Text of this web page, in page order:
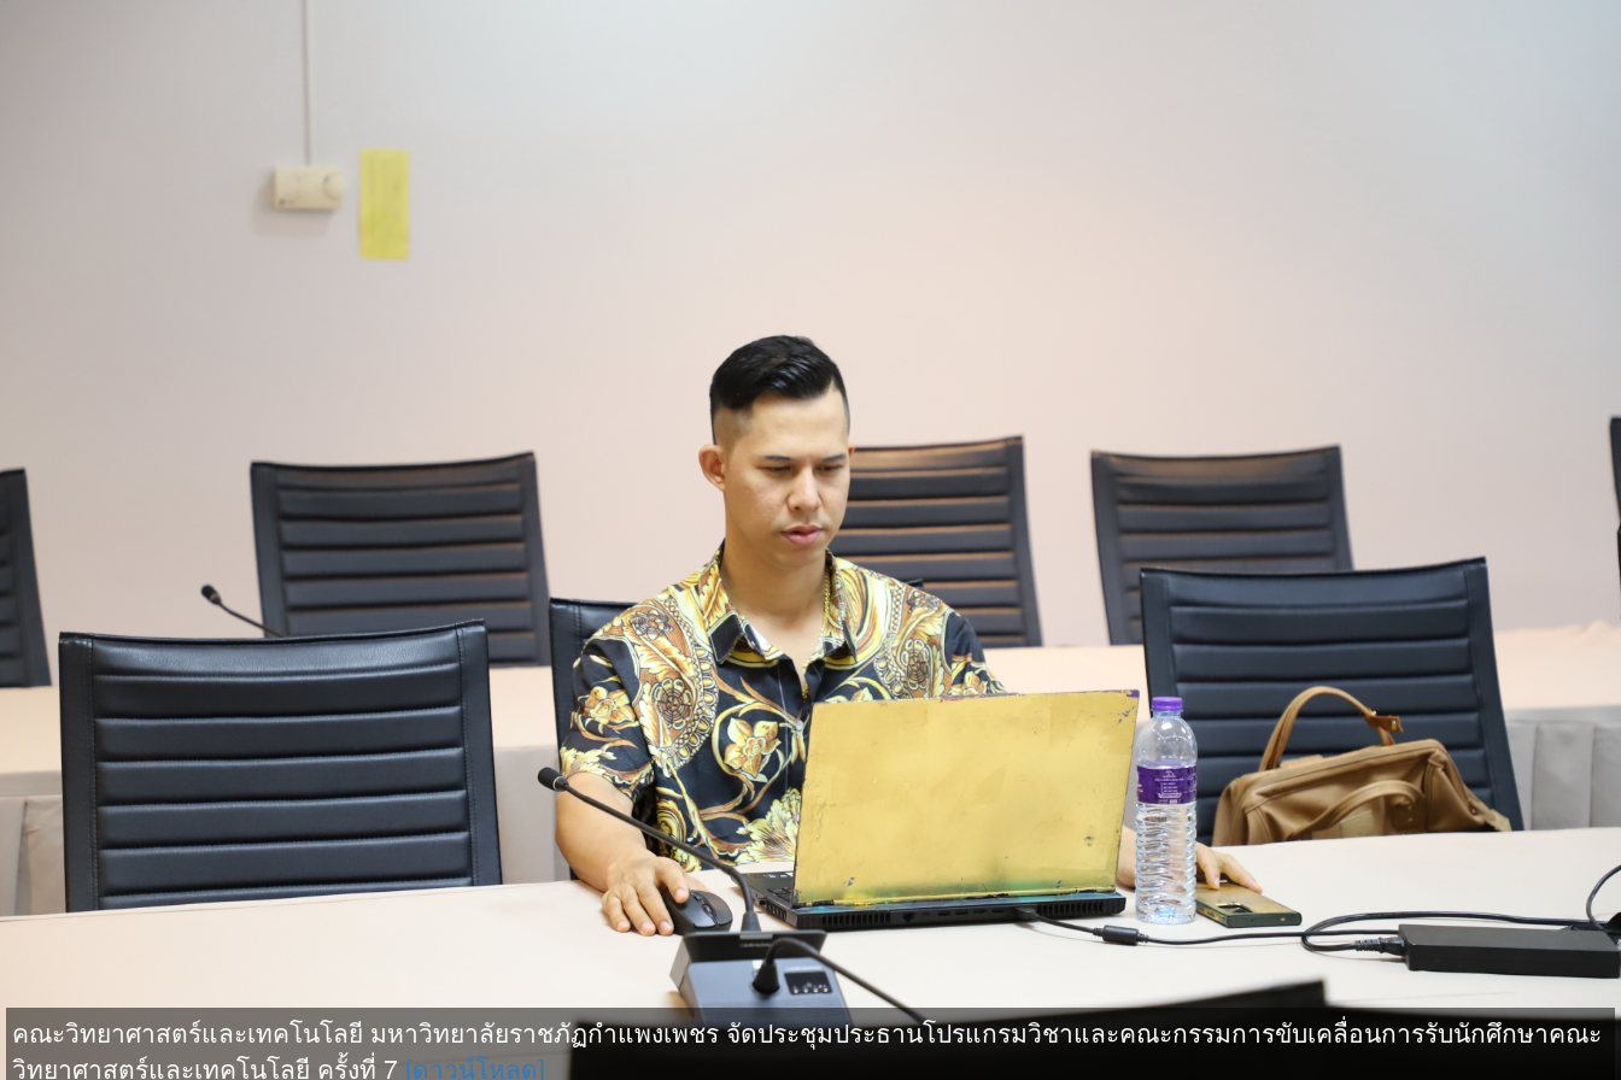
คณะวิทยาศาสตร์และเทคโนโลยี มหาวิทยาลัยราชภัฏกําแพงเพชร จัดประชุมประธานโปรแกรมวิชาและคณะกรรมการขับเคลื่อนการรับนักศึกษาคณะ
วิทยาศาสตร์และเทคโนโลยี ครั้งที่ 7 [ดาวน์โหลด]